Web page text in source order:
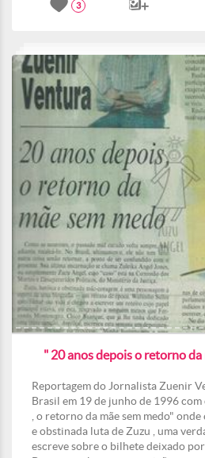
3
" 20 anos depois o retorno da
Reportagem do Jornalista Zuenir
Brasil em 19 de junho de 1996
, o retorno da mãe sem medo"
e obstinada luta de Zuzu , uma
escreve sobre o bilhete deixado